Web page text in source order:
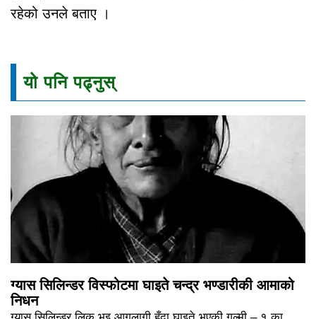
रहेको उनले बताए ।
यो पनि पढ्नुस्
ग्यास सिलिन्डर विस्फोटमा घाइते चन्द्र भण्डारीकी आमाको
निधन